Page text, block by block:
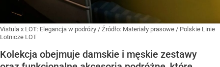
Vistula x LOT: Elegancja w podróży / Źródło: Materiały prasowe / Polskie Linie
Lotnicze LOT
Kolekcja obejmuje damskie i męskie zestawy